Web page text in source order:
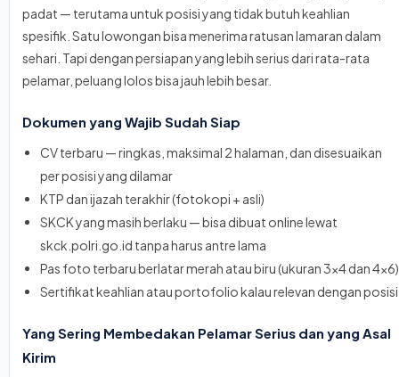
padat — terutama untuk posisi yang tidak butuh keahlian
spesifik. Satu lowongan bisa menerima ratusan lamaran dalam
sehari. Tapi dengan persiapan yang lebih serius dari rata-rata
pelamar, peluang lolos bisa jauh lebih besar.
Dokumen yang Wajib Sudah Siap
CV terbaru — ringkas, maksimal 2 halaman, dan disesuaikan
per posisi yang dilamar
KTP dan ijazah terakhir (fotokopi + asli)
SKCK yang masih berlaku — bisa dibuat online lewat
skck.polri.go.id tanpa harus antre lama
Pas foto terbaru berlatar merah atau biru (ukuran 3x4 dan 4x6)
Sertifikat keahlian atau portofolio kalau relevan dengan posisi
Yang Sering Membedakan Pelamar Serius dan yang Asal
Kirim